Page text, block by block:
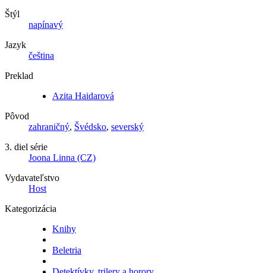
Štýl
napínavý
Jazyk
čeština
Preklad
Azita Haidarová
Pôvod
zahraničný, Švédsko, severský
3. diel série
Joona Linna (CZ)
Vydavateľstvo
Host
Kategorizácia
Knihy
Beletria